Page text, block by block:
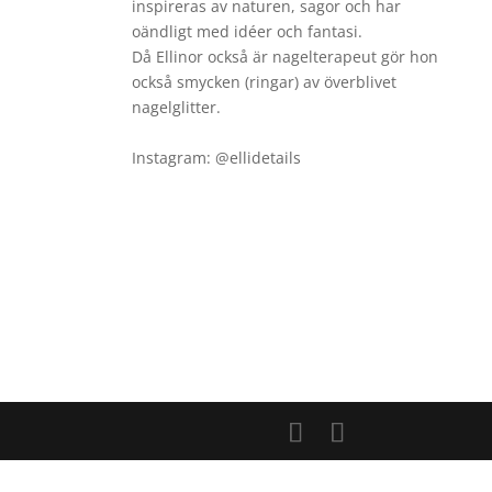
inspireras av naturen, sagor och har
oändligt med idéer och fantasi.
Då Ellinor också är nagelterapeut gör hon
också smycken (ringar) av överblivet
nagelglitter.
Instagram: @ellidetails